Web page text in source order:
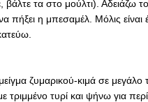
βάλτε τα στο μούλτι). Αδειάζω
πήξει η μπεσαμέλ. Μόλις
ζυμαρικού-κιμά σε
τριμμένο τυρί και ψήνω για